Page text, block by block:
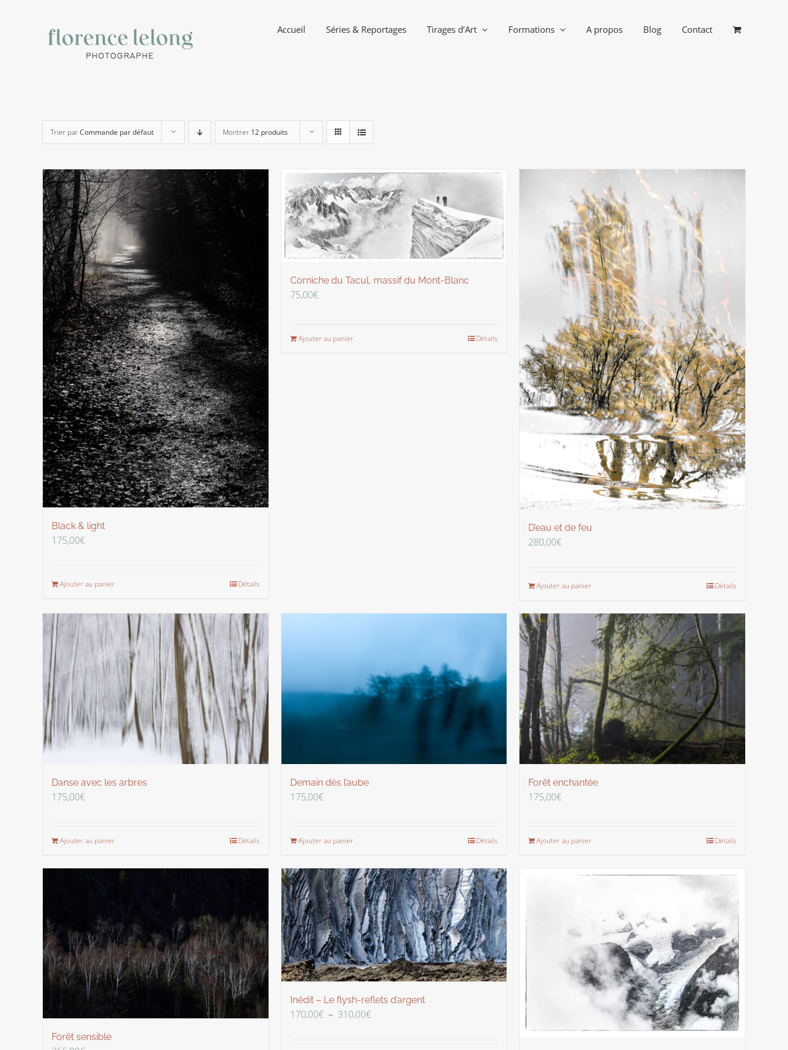
Accueil Séries & Reportages Tirages d’Art Formations A propos Blog Contact
Trier parCommande par défaut Montrer 12 produits
Black & light
175,00€
Ajouter au panier Détails
Corniche du Tacul, massif du Mont-Blanc
75,00€
Ajouter au panier Détails
D’eau et de feu
280,00€
Ajouter au panier Détails
Danse avec les arbres
175,00€
Ajouter au panier Détails
Demain dès l’aube
175,00€
Ajouter au panier Détails
Forêt enchantée
175,00€
Ajouter au panier Détails
Forêt sensible
Inédit – Le flysh-reflets d’argent
170,00€ – 310,00€Plage